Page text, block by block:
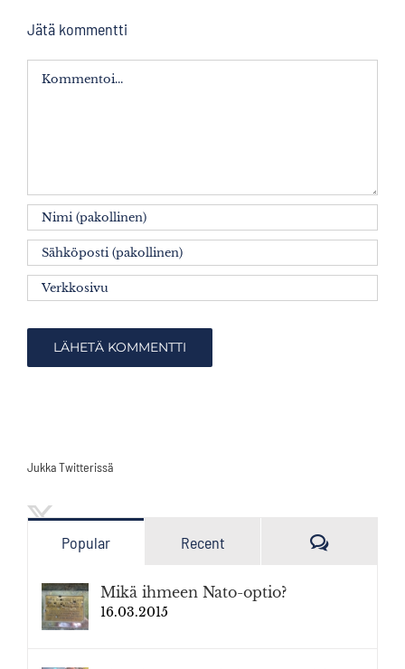
Jätä kommentti
Kommentti
Jukka Twitterissä
Popular Recent Kommenttia
Mikä ihmeen Nato-optio?
16.03.2015